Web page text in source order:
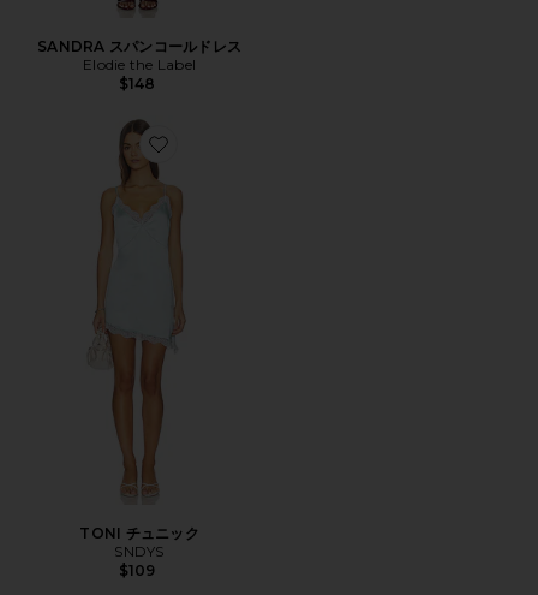
SANDRA スパンコールドレス
Elodie the Label
$148
Favorite TONI チュニック
TONI チュニック
SNDYS
$109